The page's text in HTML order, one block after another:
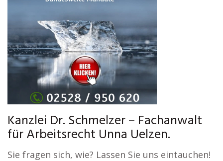
Kanzlei Dr. Schmelzer – Fachanwalt
für Arbeitsrecht Unna Uelzen.
Sie fragen sich, wie? Lassen Sie uns eintauchen!